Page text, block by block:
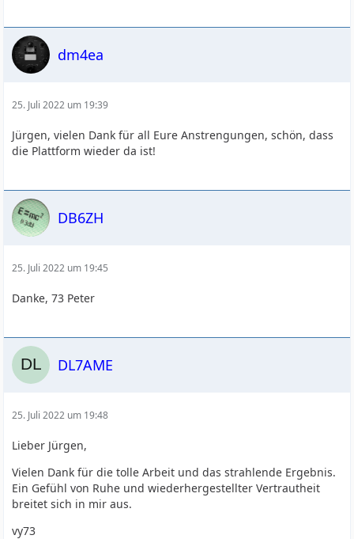
dm4ea
25. Juli 2022 um 19:39
Jürgen, vielen Dank für all Eure Anstrengungen, schön, dass
die Plattform wieder da ist!
DB6ZH
25. Juli 2022 um 19:45
Danke, 73 Peter
DL7AME
25. Juli 2022 um 19:48
Lieber Jürgen,
Vielen Dank für die tolle Arbeit und das strahlende Ergebnis.
Ein Gefühl von Ruhe und wiederhergestellter Vertrautheit
breitet sich in mir aus.
vy73